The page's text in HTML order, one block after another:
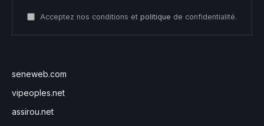
Acceptez nos conditions et politique de confidentialité.
seneweb.com
vipeoples.net
assirou.net